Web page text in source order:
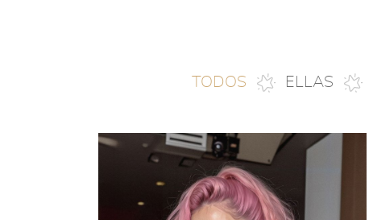
TODOS ELLAS